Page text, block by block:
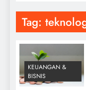
Tag:
KEUANGAN &
BISNIS